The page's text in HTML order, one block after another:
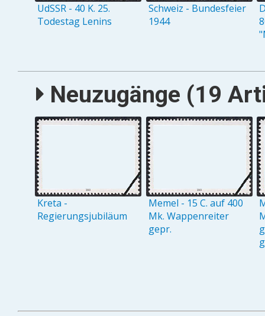
UdSSR - 40 K. 25.
Todestag Lenins
Schweiz - Bundesfeier
1944
Neuzugänge (19
Kreta -
Regierungsjubiläum
Memel - 15 C. auf 400
Mk. Wappenreiter
gepr.